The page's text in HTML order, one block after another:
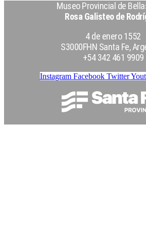
Museo Provincial de
Rosa Galisteo de
4 de enero 1552
S3000FHN Santa Fe,
+54 342 461 9909
Instagram Facebook Twitter